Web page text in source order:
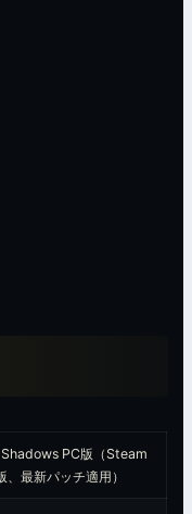
Shadows PC版（Steam
最新パッチ適用）